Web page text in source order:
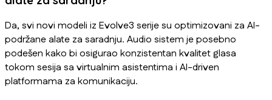
Da, svi novi modeli iz Evolve3 serije su optimizovani za AI-
podržane alate za saradnju. Audio sistem je posebno
podešen kako bi osigurao konzistentan kvalitet glasa
tokom sesija sa virtualnim asistentima i AI-driven
platformama za komunikaciju.